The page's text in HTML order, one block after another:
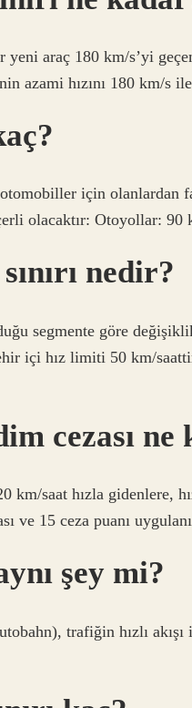
araç 180 km/s’yi
azami hızını 180 km/s
için olanlardan
olacaktır: Otoyollar:
nedir?
segmente göre
içi hız limiti 50 km/
cezası ne
km/saat hızla gidenlere,
ve 15 ceza puanı
şey mi?
trafiğin hızlı